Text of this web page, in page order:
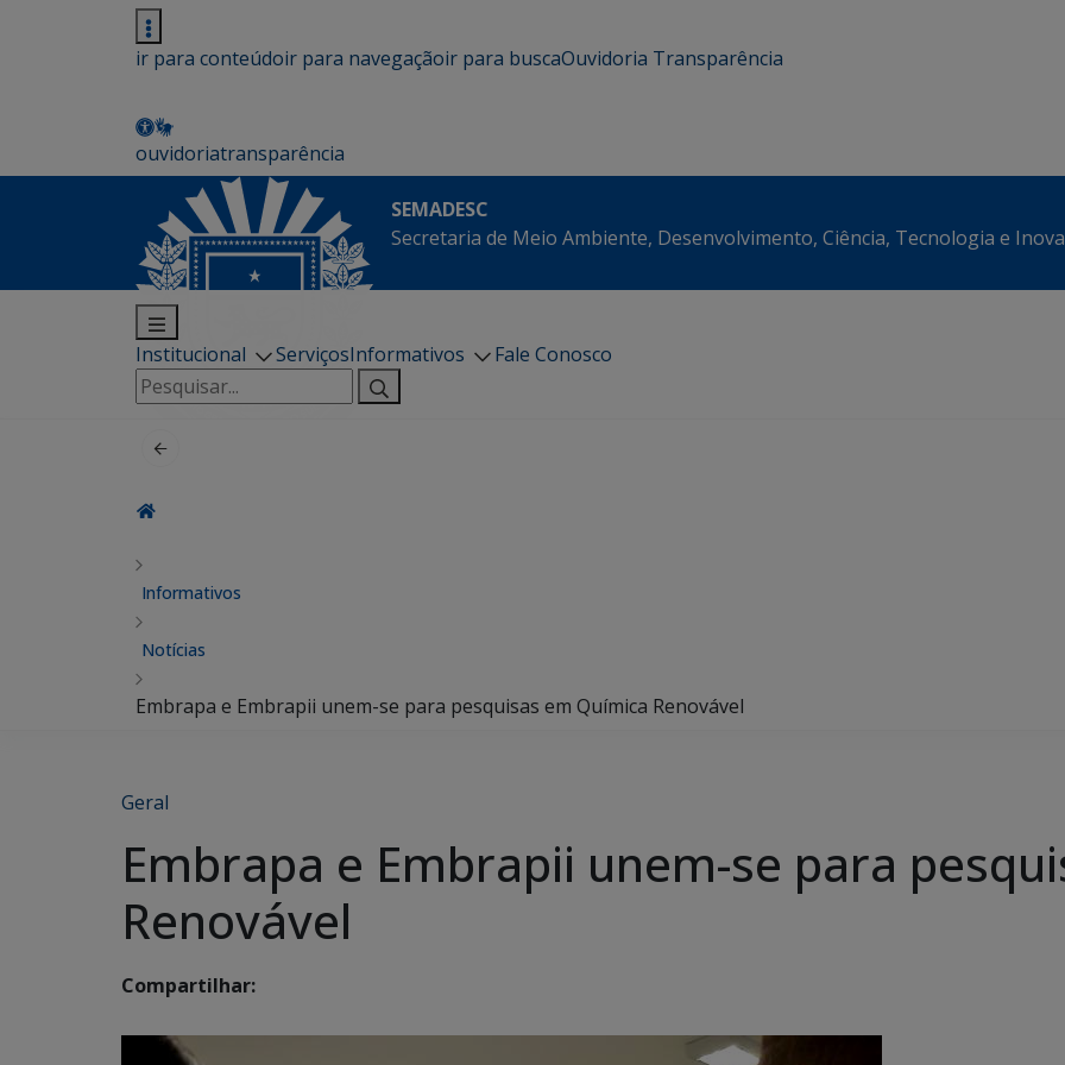
ir para conteúdoir para navegaçãoir para buscaOuvidoria Transparência
ouvidoriatransparência
SEMADESC
Secretaria de Meio Ambiente, Desenvolvimento, Ciência, Tecnologia e
Institucional ServiçosInformativos
Fale Conosco
Pesquisar
por:
Informativos
Notícias
Embrapa e Embrapii unem-se para pesquisas em Química Renovável
Geral
Embrapa e Embrapii unem-se para
Renovável
Compartilhar: